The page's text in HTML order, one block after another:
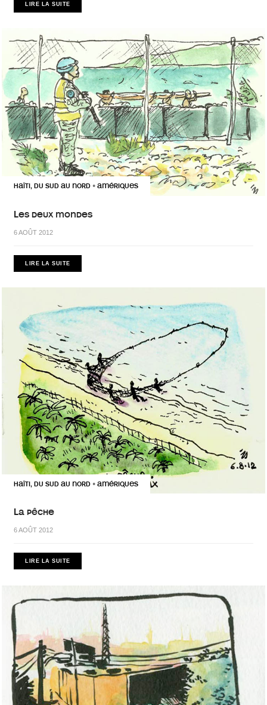
LIRE LA SUITE
HAÏTI, DU SUD AU NORD • AMÉRIQUES
Les deux mondes
6 AOÛT 2012
LIRE LA SUITE
HAÏTI, DU SUD AU NORD • AMÉRIQUES
La pêche
6 AOÛT 2012
LIRE LA SUITE